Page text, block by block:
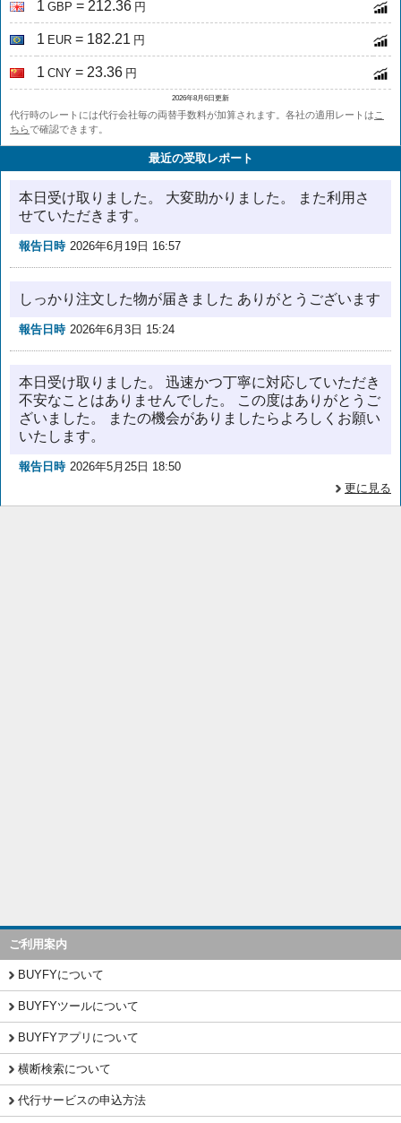
1 GBP = 212.36 円
1 EUR = 182.21 円
1 CNY = 23.36 円
2026年8月6日更新
代行時のレートには代行会社毎の両替手数料が加算されます。各社の適用レートは こ
ちらで確認できます。
最近の受取レポート
本日受け取りました。 大変助かりました。 また利用さ
せていただきます。
報告日時 2026年6月19日 16:57
しっかり注文した物が届きました ありがとうございます
報告日時 2026年6月3日 15:24
本日受け取りました。 迅速かつ丁寧に対応していただき
不安なことはありませんでした。 この度はありがとうご
ざいました。 またの機会がありましたらよろしくお願い
いたします。
報告日時 2026年5月25日 18:50
更に見る
ご利用案内
BUYFYについて
BUYFYツールについて
BUYFYアプリについて
横断検索について
代行サービスの申込方法